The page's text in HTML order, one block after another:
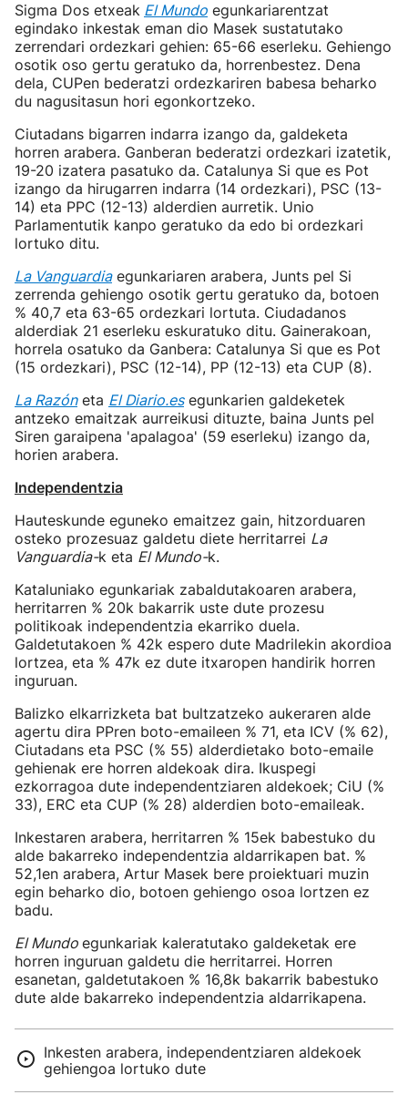
Sigma Dos etxeak El Mundo egunkariarentzat
egindako inkestak eman dio Masek sustatutako
zerrendari ordezkari gehien: 65-66 eserleku. Gehiengo
osotik oso gertu geratuko da, horrenbestez. Dena
dela, CUPen bederatzi ordezkariren babesa beharko
du nagusitasun hori egonkortzeko.
Ciutadans bigarren indarra izango da, galdeketa
horren arabera. Ganberan bederatzi ordezkari izatetik,
19-20 izatera pasatuko da. Catalunya Si que es Pot
izango da hirugarren indarra (14 ordezkari), PSC (13-
14) eta PPC (12-13) alderdien aurretik. Unio
Parlamentutik kanpo geratuko da edo bi ordezkari
lortuko ditu.
La Vanguardiaegunkariaren arabera, Junts pel Si
zerrenda gehiengo osotik gertu geratuko da, botoen
% 40,7 eta 63-65 ordezkari lortuta. Ciudadanos
alderdiak 21 eserleku eskuratuko ditu. Gainerakoan,
horrela osatuko da Ganbera: Catalunya Si que es Pot
(15 ordezkari), PSC (12-14), PP (12-13) eta CUP (8).
La Razóneta El Diario.esegunkarien galdeketek
antzeko emaitzak aurreikusi dituzte, baina Junts pel
Siren garaipena 'apalagoa' (59 eserleku) izango da,
horien arabera.
Independentzia
Hauteskunde eguneko emaitzez gain, hitzorduaren
osteko prozesuaz galdetu diete herritarrei La
Vanguardia-k eta El Mundo-k.
Kataluniako egunkariak zabaldutakoaren arabera,
herritarren % 20k bakarrik uste dute prozesu
politikoak independentzia ekarriko duela.
Galdetutakoen % 42k espero dute Madrilekin akordioa
lortzea, eta % 47k ez dute itxaropen handirik horren
inguruan.
Balizko elkarrizketa bat bultzatzeko aukeraren alde
agertu dira PPren boto-emaileen % 71, eta ICV (% 62),
Ciutadans eta PSC (% 55) alderdietako boto-emaile
gehienak ere horren aldekoak dira. Ikuspegi
ezkorragoa dute independentziaren aldekoek; CiU (%
33), ERC eta CUP (% 28) alderdien boto-emaileak.
Inkestaren arabera, herritarren % 15ek babestuko du
alde bakarreko independentzia aldarrikapen bat. %
52,1en arabera, Artur Masek bere proiektuari muzin
egin beharko dio, botoen gehiengo osoa lortzen ez
badu.
El Mundo egunkariak kaleratutako galdeketak ere
horren inguruan galdetu die herritarrei. Horren
esanetan, galdetutakoen % 16,8k bakarrik babestuko
dute alde bakarreko independentzia aldarrikapena.
Inkesten arabera, independentziaren aldekoek
gehiengoa lortuko dute